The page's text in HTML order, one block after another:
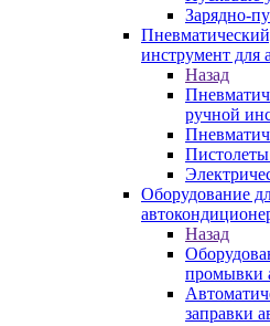
Зарядно-
инструмент для
Назад
ручной
Оборудование
Назад
промывки
заправки